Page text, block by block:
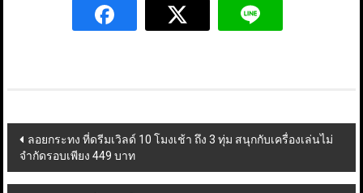
Post
navigation
ลอยกระทง ที่ดรีมเวิลด์ 10 โมงเช้า ถึง 3 ทุ่ม สนุกกับเครื่องเล่นไม่
จำกัดรอบเพียง 449 บาท